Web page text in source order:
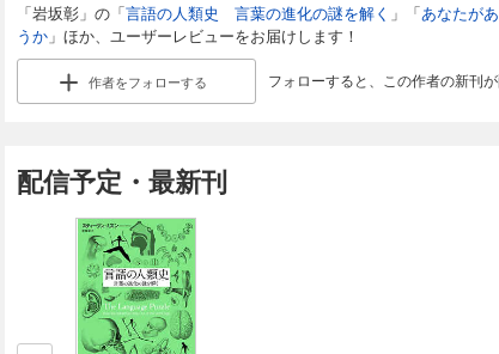
「岩坂彰」の「言語の人類史 言葉の進化の謎を解く 」「あなたが
うか 」ほか、ユーザーレビューをお届けします！
作者をフォローする フォローすると、この作者の新刊
配信予定・最新刊